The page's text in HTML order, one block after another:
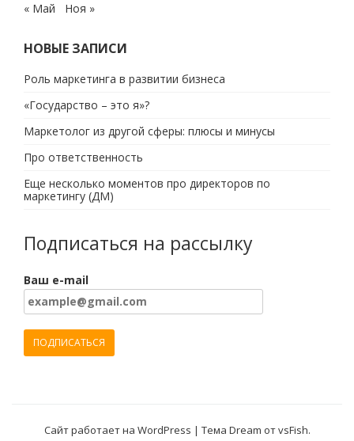
« Май Ноя »
НОВЫЕ ЗАПИСИ
Роль маркетинга в развитии бизнеса
«Государство – это я»?
Маркетолог из другой сферы: плюсы и минусы
Про ответственность
Еще несколько моментов про директоров по
маркетингу (ДМ)
Подписаться на рассылку
Ваш e-mail
Сайт работает на WordPress | Тема Dream отvsFish.